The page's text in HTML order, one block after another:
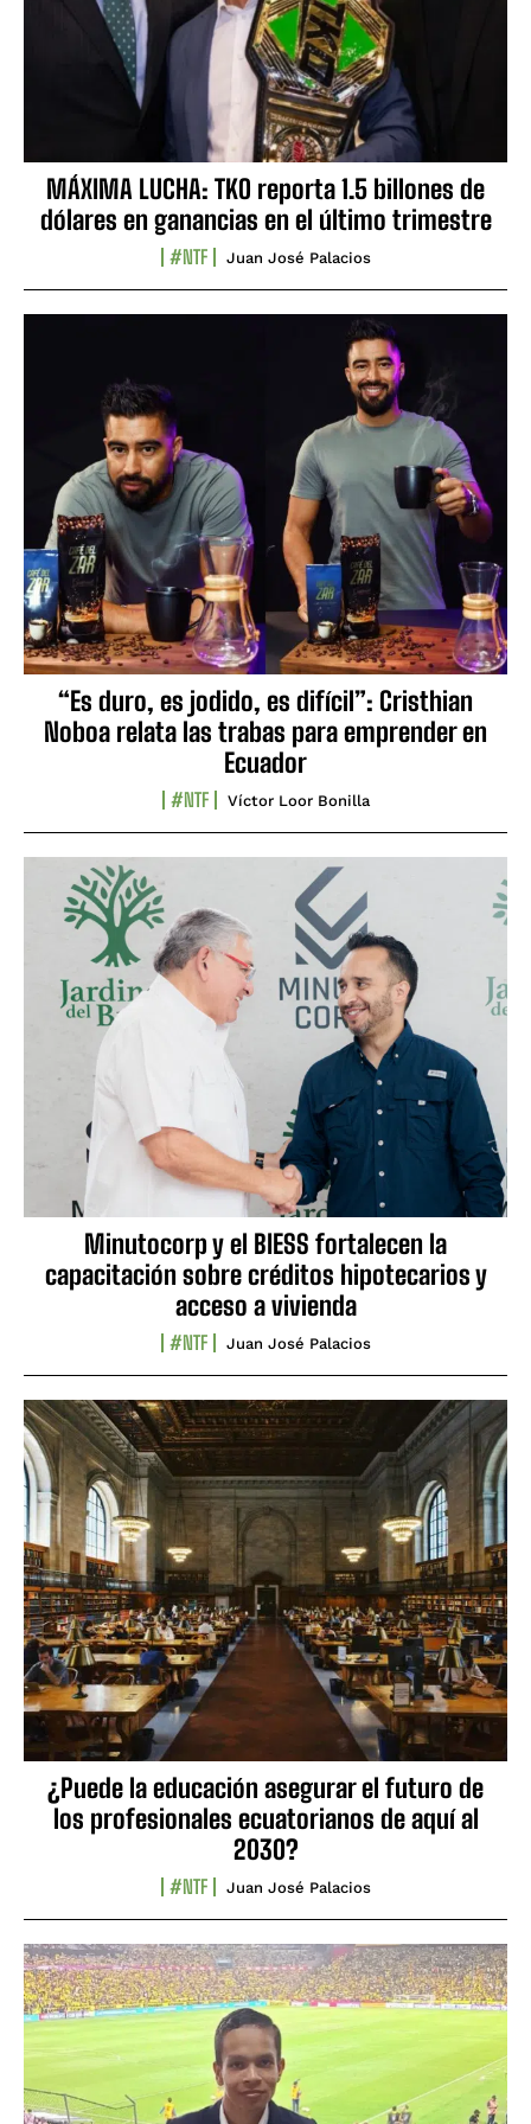
MÁXIMA LUCHA: TKO reporta 1.5 billones de
dólares en ganancias en el último trimestre
#NTF Juan José Palacios
“Es duro, es jodido, es difícil”: Cristhian
Noboa relata las trabas para emprender en
Ecuador
#NTF Víctor Loor Bonilla
Minutocorp y el BIESS fortalecen la
capacitación sobre créditos hipotecarios y
acceso a vivienda
#NTF Juan José Palacios
¿Puede la educación asegurar el futuro de
los profesionales ecuatorianos de aquí al
2030?
#NTF Juan José Palacios